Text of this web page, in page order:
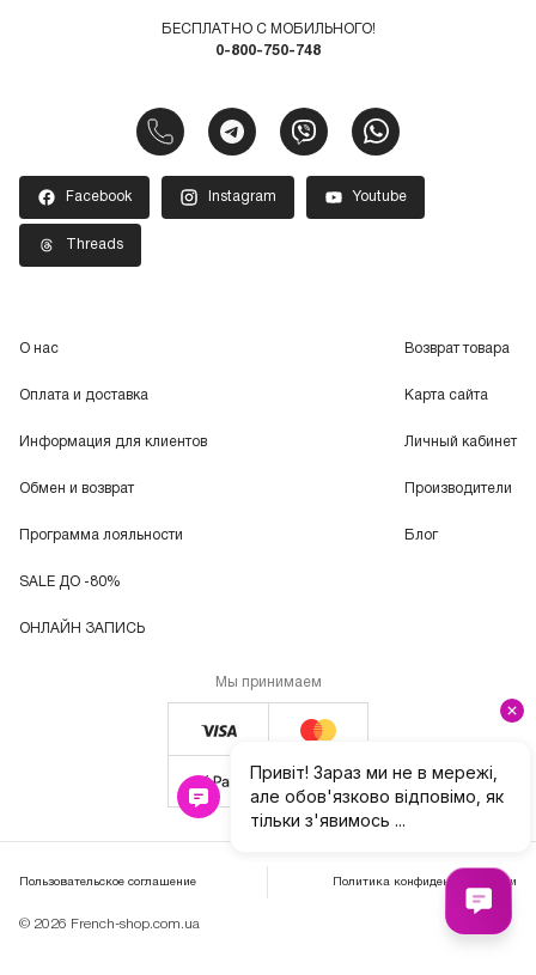
БЕСПЛАТНО С МОБИЛЬНОГО!
0-800-750-748
Facebook Instagram Youtube
Threads
О нас
Оплата и доставка
Информация для клиентов
Обмен и возврат
Программа лояльности
SALE ДО -80%
ОНЛАЙН ЗАПИСЬ
Возврат товара
Карта сайта
Личный кабинет
Производители
Блог
Мы принимаем
© 2026 French-shop.com.ua
Пользовательское соглашение Политика конфиденциальности